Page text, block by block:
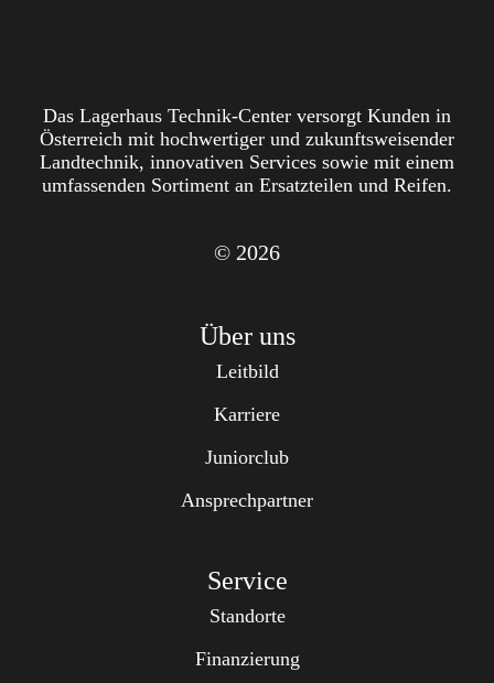
Das Lagerhaus Technik-Center versorgt Kunden in
Österreich mit hochwertiger und zukunftsweisender
Landtechnik, innovativen Services sowie mit einem
umfassenden Sortiment an Ersatzteilen und Reifen.
© 2026
Über uns
Leitbild
Karriere
Juniorclub
Ansprechpartner
Service
Standorte
Finanzierung